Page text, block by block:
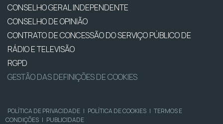
CONSELHO GERAL INDEPENDENTE
CONSELHO DE OPINIÃO
CONTRATO DE CONCESSÃO DO SERVIÇO PÚBLICO DE
RÁDIO E TELEVISÃO
RGPD
GESTÃO DAS DEFINIÇÕES DE COOKIES
POLÍTICA DE PRIVACIDADE | POLÍTICA DE COOKIES | TERMOS E
CONDIÇÕES | PUBLICIDADE